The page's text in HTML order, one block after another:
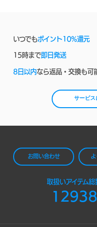
いつでもポイント10%還元
15時まで即日発送
8日以内なら返品・交換も可
サービス
お問い合わせ
取扱いアイテム総
12938